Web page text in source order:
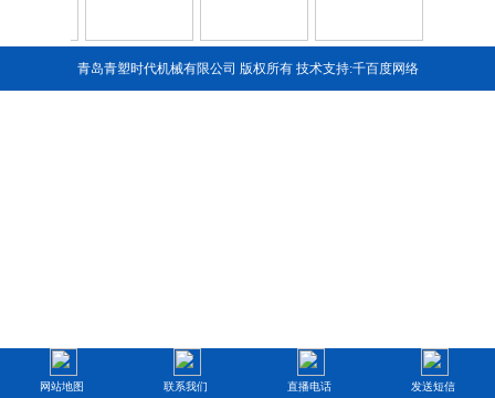
青岛青塑时代机械有限公司 版权所有 技术支持:千百度网络
网站地图 联系我们 直播电话 发送短信